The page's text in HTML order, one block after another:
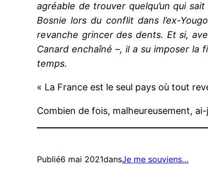
agréable de trouver quelqu’un qui
Bosnie lors du conflit dans l’ex-
revanche grincer des dents. Et si,
Canard enchaîné –, il a su imposer la
temps.
« La France est le seul pays où tout
Combien de fois, malheureusement,
Publié6 mai 2021dansJe me souviens…